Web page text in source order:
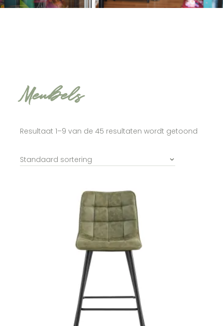
Meubels
Resultaat 1–9 van de 45 resultaten wordt getoond
Standaard sortering